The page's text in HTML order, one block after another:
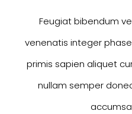
Feugiat bibendum
venenatis integer
primis sapien aliquet
nullam semper